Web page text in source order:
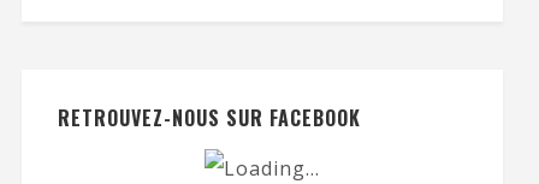
RETROUVEZ-NOUS SUR FACEBOOK